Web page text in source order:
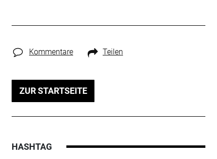
Kommentare Teilen
ZUR STARTSEITE
HASHTAG